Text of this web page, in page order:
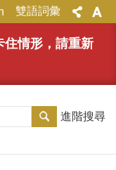
雙語詞彙
住情形，請重新
進階搜尋